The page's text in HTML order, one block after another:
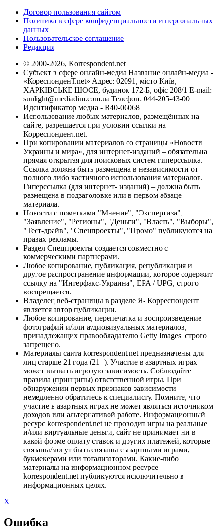
Договор пользования сайтом
Политика в сфере конфиденциальности и персональных
данных
Пользовательское соглашение
Редакция
© 2000-2026, Korrespondent.net
Субъект в сфере онлайн-медиа Название онлайн-медиа -
«КореспонденТ.net» Адрес: 02091, місто Київ,
ХАРКІВСЬКЕ ШОСЕ, будинок 172-Б, офіс 208/1 E-mail:
sunlight@mediadim.com.ua Телефон: 044-205-43-00
Идентификатор медиа - R40-06068
Использование любых материалов, размещённых на
сайте, разрешается при условии ссылки на
Корреспондент.net.
При копировании материалов со страницы «Новости
Украины и мира», для интернет-изданий – обязательна
прямая открытая для поисковых систем гиперссылка.
Ссылка должна быть размещена в независимости от
полного либо частичного использования материалов.
Гиперссылка (для интернет- изданий) – должна быть
размещена в подзаголовке или в первом абзаце
материала.
Новости с пометками "Мнение", "Экспертиза",
"Заявление", "Регионы", "Деньги", "Власть", "Выборы",
"Тест-драйв", "Спецпроекты", "Промо" публикуются на
правах рекламы.
Раздел Спецпроекты создается совместно с
коммерческими партнерами.
Любое копирование, публикация, републикация и
другое распространение информации, которое содержит
ссылку на "Интерфакс-Украина", EPA / UPG, строго
воспрещается.
Владелец веб-страницы в разделе Я- Корреспондент
является автор публикации.
Любое копирование, перепечатка и воспроизведение
фотографий и/или аудиовизуальных материалов,
принадлежащих правообладателю Getty Images, строго
запрещено.
Материалы сайта korrespondent.net предназначены для
лиц старше 21 года (21+). Участие в азартных играх
может вызвать игровую зависимость. Соблюдайте
правила (принципы) ответственной игры. При
обнаружении первых признаков зависимости
немедленно обратитесь к специалисту. Помните, что
участие в азартных играх не может являться источником
доходов или альтернативой работе. Информационный
ресурс korrespondent.net не проводит игры на реальные
и/или виртуальные деньги, сайт не принимает ни в
какой форме оплату ставок и других платежей, которые
связаны/могут быть связаны с азартными играми,
букмекерами или тотализаторами. Какие-либо
материалы на информационном ресурсе
korrespondent.net публикуются исключительно в
информационных целях.
X
Ошибка